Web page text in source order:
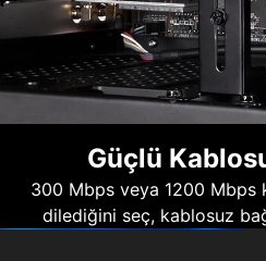
Güçlü
300 Mbps veya 1200 Mbps
dilediğini seç, kablosuz